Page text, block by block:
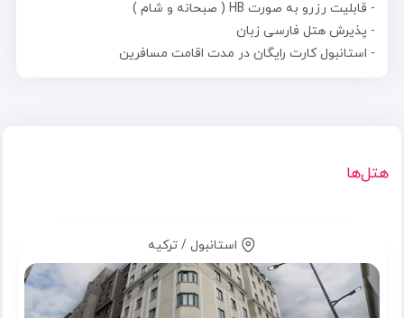
- قابلیت رزرو به صورت HB ( صبحانه و شام )
- پذیرش هتل فارسی زبان
- استانبول کارت رایگان در مدت اقامت مسافرین
هتل‌ها
استانبول / ترکیه